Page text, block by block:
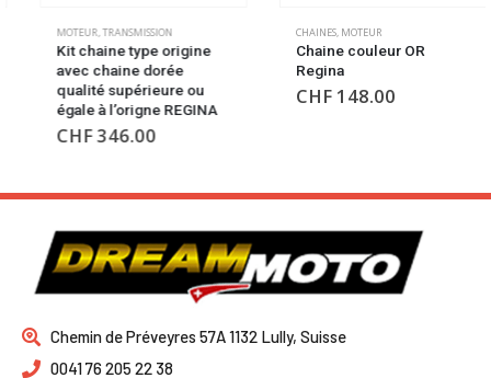
MOTEUR,TRANSMISSION
Kit chaine type origine
avec chaine dorée
qualité supérieure ou
égale à l’origne REGINA
CHF346.00
CHAINES,MOTEUR
Chaine couleur OR
Regina
CHF148.00
Chemin de Préveyres 57A 1132 Lully, Suisse
0041 76 205 22 38